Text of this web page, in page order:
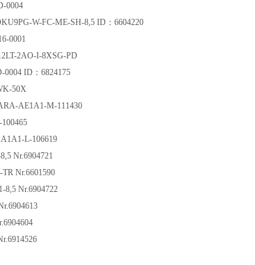
0004
W-FC-ME-SH-8,5 ID：6604220
0001
2AO-I-8XSG-PD
0004 ID：6824175
50X
AE1A1-M-111430
L-106619
Nr.6904721
Nr.6601590
8,5 Nr.6904722